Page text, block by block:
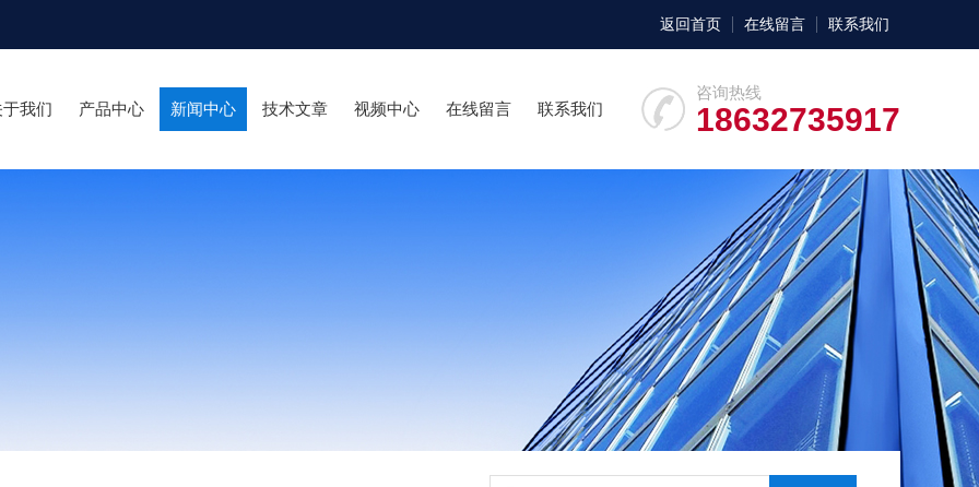
返回首页 在线留言 联系我们
咨询热线
18632735917
我们 产品中心 新闻中心 技术文章 视频中心 在线留言 联系我们